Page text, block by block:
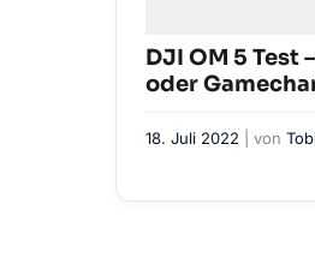
DJI OM 5 Test
oder
18. Juli 2022 | von